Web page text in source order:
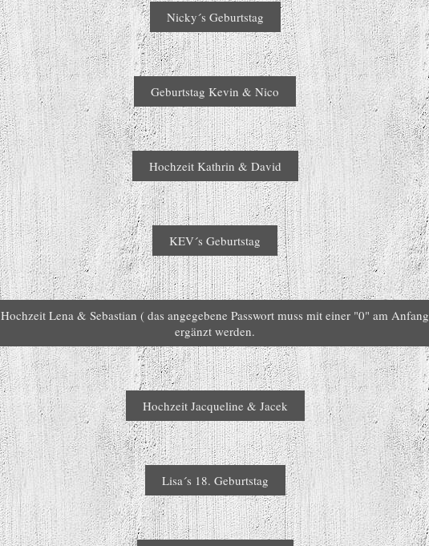
Nicky´s Geburtstag
Geburtstag Kevin & Nico
Hochzeit Kathrin & David
KEV´s Geburtstag
Hochzeit Lena & Sebastian ( das angegebene Passwort muss mit einer "0" am Anfang
ergänzt werden.
Hochzeit Jacqueline & Jacek
Lisa´s 18. Geburtstag